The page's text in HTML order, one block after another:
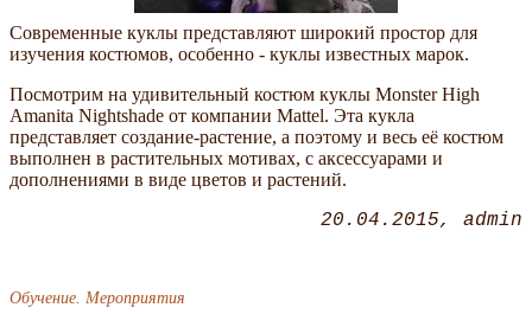
Современные куклы представляют широкий простор для
изучения костюмов, особенно - куклы известных марок.
Посмотрим на удивительный костюм куклы Monster High
Amanita Nightshade от компании Mattel. Эта кукла
представляет создание-растение, а поэтому и весь её костюм
выполнен в растительных мотивах, с аксессуарами и
дополнениями в виде цветов и растений.
20.04.2015 admin
Обучение. Мероприятия